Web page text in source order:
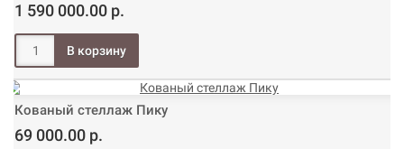
1 590 000.00 р.
Кованый стеллаж Пику
69 000.00 р.